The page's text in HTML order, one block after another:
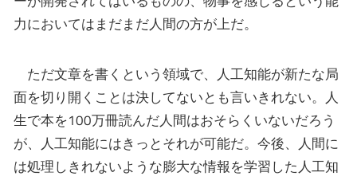
力においてはまだまだ人間の方が上だ。
ただ文章を書くという領域で、人工知能が新たな局
面を切り開くことは決してないとも言いきれない。人
生で本を100万冊読んだ人間はおそらくいないだろう
が、人工知能にはきっとそれが可能だ。今後、人間に
は処理しきれないような膨大な情報を学習した人工知